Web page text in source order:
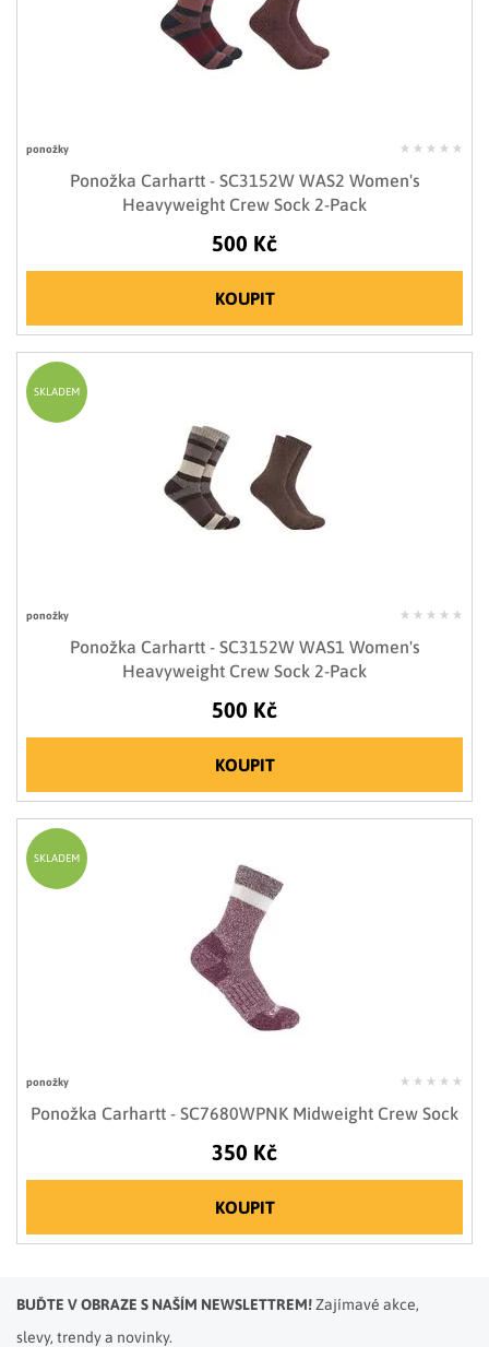
ponožky
Ponožka Carhartt - SC3152W WAS2 Women's
Heavyweight Crew Sock 2-Pack
500 Kč
KOUPIT
ponožky
Ponožka Carhartt - SC3152W WAS1 Women's
Heavyweight Crew Sock 2-Pack
500 Kč
KOUPIT
SKLADEM
ponožky
Ponožka Carhartt - SC7680WPNK Midweight Crew Sock
350 Kč
KOUPIT
SKLADEM
BUĎTE V OBRAZE S NAŠÍM NEWSLETTREM!Zajímavé akce,
slevy, trendy a novinky.